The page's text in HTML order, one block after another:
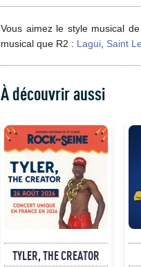
Vous aimez le style musical
musical que R2 : Lagui Saint
À découvrir aussi
TYLER, THE CREATOR